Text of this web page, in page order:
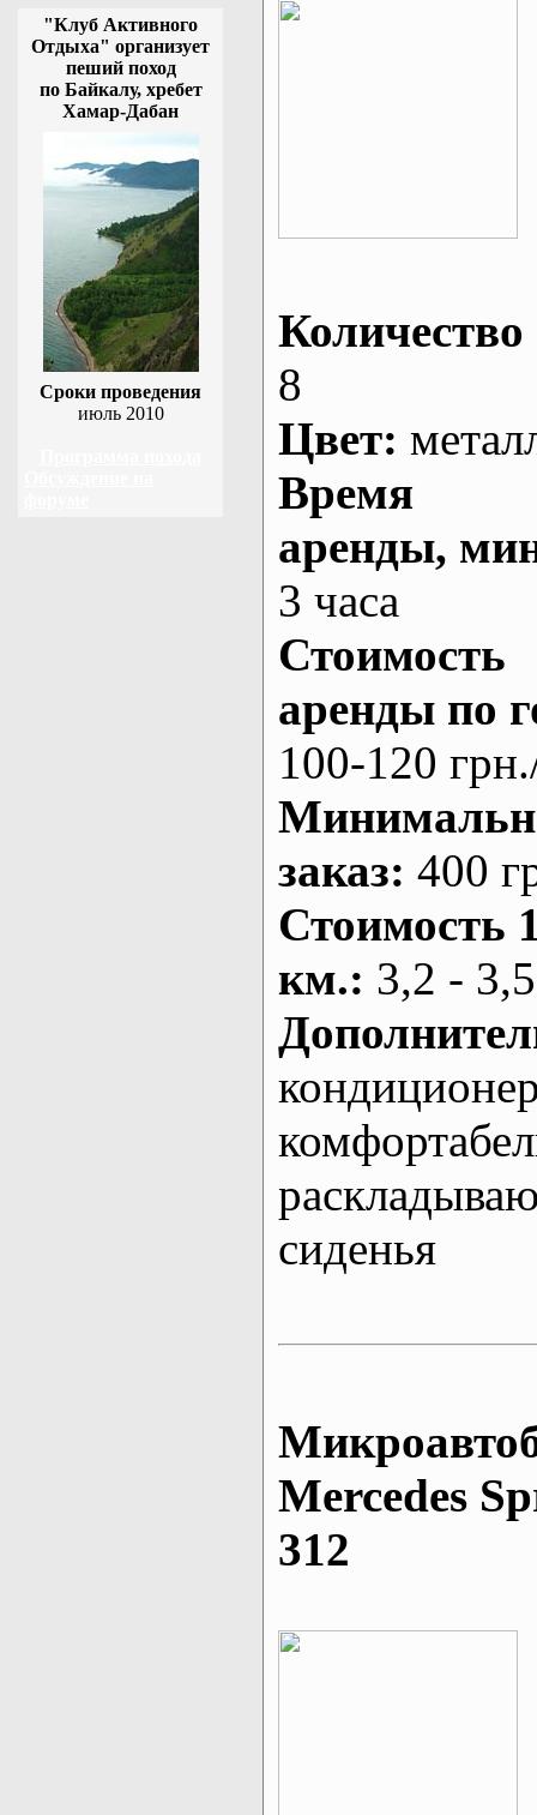
"Клуб Активного
Отдыха" организует
пеший поход
по Байкалу, хребет
Хамар-Дабан
Сроки проведения
июль 2010
Количество
8
Цвет:
Время
аренды,
3 часа
Стоимость
аренды по
100-120
заказ: 400
Стоимость
км.: 3,2 -
сиденья
Mеrcedes
312